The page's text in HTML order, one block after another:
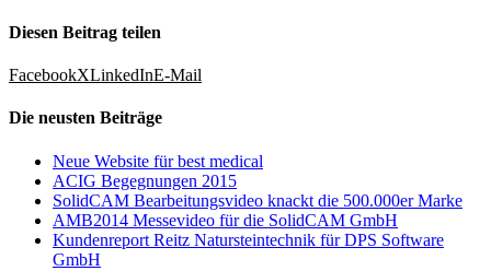
Diesen Beitrag teilen
FacebookXLinkedInE-Mail
Die neusten Beiträge
Neue Website für best medical
ACIG Begegnungen 2015
SolidCAM Bearbeitungsvideo knackt die 500.000er Marke
AMB2014 Messevideo für die SolidCAM GmbH
Kundenreport Reitz Natursteintechnik für DPS Software
GmbH